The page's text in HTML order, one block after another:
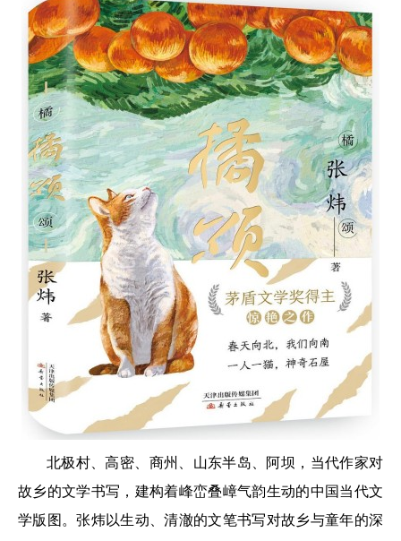
北极村、高密、商州、山东半岛、阿坝，当代作家对
故乡的文学书写，建构着峰峦叠嶂气韵生动的中国当代文
学版图。张炜以生动、清澈的文笔书写对故乡与童年的深